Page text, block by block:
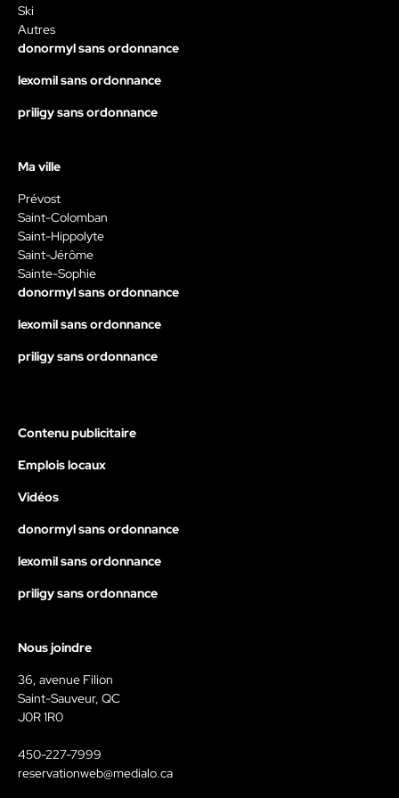
Ski
Autres
donormyl sans ordonnance
lexomil sans ordonnance
priligy sans ordonnance
Ma ville
Prévost
Saint-Colomban
Saint-Hippolyte
Saint-Jérôme
Sainte-Sophie
donormyl sans ordonnance
lexomil sans ordonnance
priligy sans ordonnance
Contenu publicitaire
Emplois locaux
Vidéos
donormyl sans ordonnance
lexomil sans ordonnance
priligy sans ordonnance
Nous joindre
36, avenue Filion
Saint-Sauveur, QC
J0R 1R0
450-227-7999
reservationweb@medialo.ca